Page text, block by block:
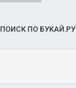
ПОИСК ПО БУКАЙ.РУ